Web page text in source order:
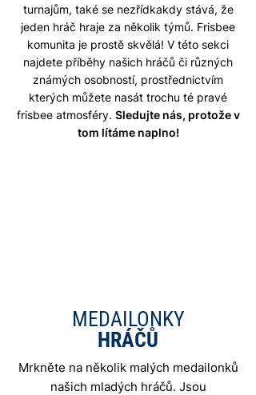
turnajům, také se nezřídkakdy stává, že
jeden hráč hraje za několik týmů. Frisbee
komunita je prostě skvělá! V této sekci
najdete příběhy našich hráčů či různých
známých osobností, prostřednictvím
kterých můžete nasát trochu té pravé
frisbee atmosféry. Sledujte nás, protože v
tom lítáme naplno!
MEDAILONKY
HRÁČŮ
Mrkněte na několik malých medailonků
našich mladých hráčů. Jsou